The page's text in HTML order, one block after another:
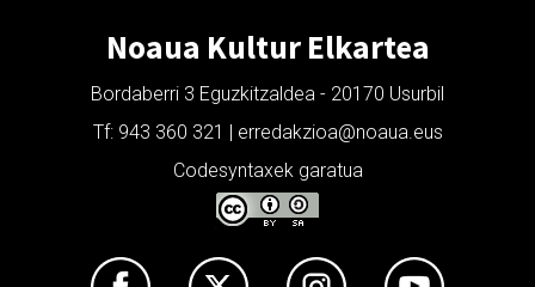
Noaua Kultur Elkartea
Bordaberri 3 Eguzkitzaldea - 20170 Usurbil
Tf: 943 360 321 | erredakzioa@noaua.eus
Codesyntaxek garatua